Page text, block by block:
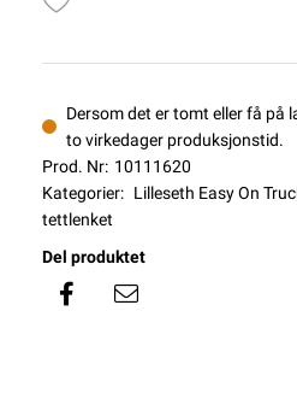
Dersom det er tomt eller få på
to virkedager produksjonstid.
Prod. Nr: 10111620
Kategorier: Lilleseth Easy On
tettlenket
Del produktet